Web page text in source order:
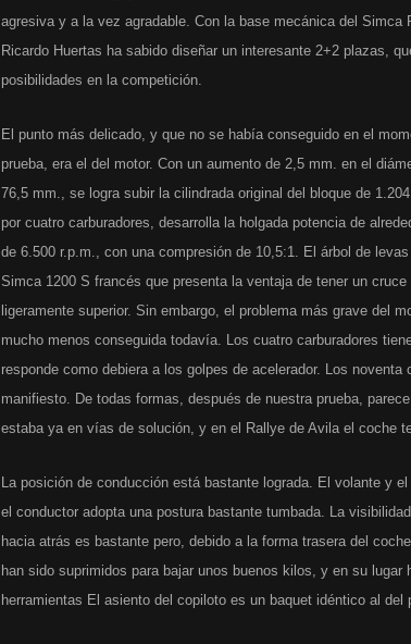
agresiva y a la vez agradable. Con la base mecánica del Simca
Ricardo Huertas ha sabido diseñar un interesante 2+2 plazas,
posibilidades en la competición.
El punto más delicado, y que no se había conseguido en el
prueba, era el del motor. Con un aumento de 2,5 mm. en el
76,5 mm., se logra subir la cilindrada original del bloque de
por cuatro carburadores, desarrolla la holgada potencia de
de 6.500 r.p.m., con una compresión de 10,5:1. El árbol de
Simca 1200 S francés que presenta la ventaja de tener un
ligeramente superior. Sin embargo, el problema más grave del
mucho menos conseguida todavía. Los cuatro carburadores
responde como debiera a los golpes de acelerador. Los
manifiesto. De todas formas, después de nuestra prueba,
estaba ya en vías de solución, y en el Rallye de Avila el coche
La posición de conducción está bastante lograda. El volante y
el conductor adopta una postura bastante tumbada. La
hacia atrás es bastante pero, debido a la forma trasera del
han sido suprimidos para bajar unos buenos kilos, y en su lugar
herramientas El asiento del copiloto es un baquet idéntico al del